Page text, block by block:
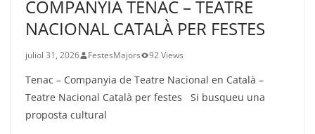
COMPANYIA TENAC – TEATRE
NACIONAL CATALÀ PER FESTES
juliol 31, 2026 FestesMajors 92 Views
Tenac – Companyia de Teatre Nacional en Català –
Teatre Nacional Català per festes Si busqueu una
proposta cultural